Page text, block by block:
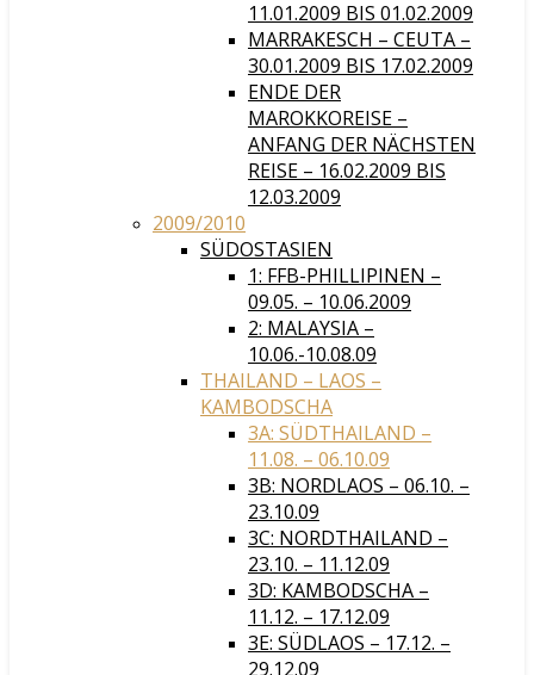
11.01.2009 BIS 01.02.2009
MARRAKESCH – CEUTA –
30.01.2009 BIS 17.02.2009
ENDE DER
MAROKKOREISE –
ANFANG DER NÄCHSTEN
REISE – 16.02.2009 BIS
12.03.2009
2009/2010
SÜDOSTASIEN
1: FFB-PHILLIPINEN –
09.05. – 10.06.2009
2: MALAYSIA –
10.06.-10.08.09
THAILAND – LAOS –
KAMBODSCHA
3A: SÜDTHAILAND –
11.08. – 06.10.09
3B: NORDLAOS – 06.10. –
23.10.09
3C: NORDTHAILAND –
23.10. – 11.12.09
3D: KAMBODSCHA –
11.12. – 17.12.09
3E: SÜDLAOS – 17.12. –
29.12.09